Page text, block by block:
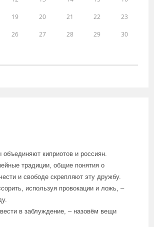
19 20 21 22 23
26 27 28 29 30
киприотов и россиян.
традиции, общие понятия о
и свободе скрепляют эту дружбу.
используя провокации и ложь, –
в заблуждение, – назовём вещи